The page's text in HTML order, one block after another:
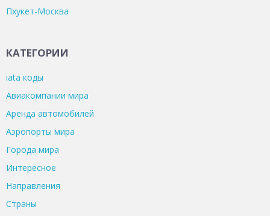
Пхукет-Москва
КАТЕГОРИИ
iata коды
Авиакомпании мира
Аренда автомобилей
Аэропорты мира
Города мира
Интересное
Направления
Страны